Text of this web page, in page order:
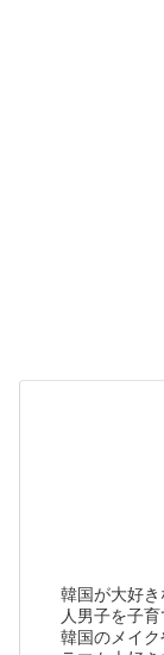
韓国が大好
人男子を子育
韓国のメイ